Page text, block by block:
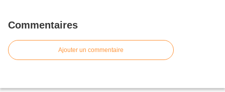
Commentaires
Ajouter un commentaire